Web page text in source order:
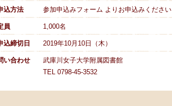
込方法 参加申込みフォーム よりお申込みください
員 1,000名
込締切日 2019年10月10日（木）
い合わせ
武庫川女子大学附属図書館
TEL 0798-45-3532